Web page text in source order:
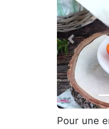
Pour une